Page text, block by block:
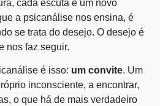
cada escuta é um novo
a psicanálise nos ensina, é
se trata do desejo. O desejo é
nos faz seguir.
é isso: um convite. Um
inconsciente, a encontrar,
o que há de mais verdadeiro